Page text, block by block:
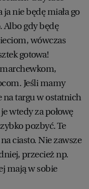
nie będę miała go
Albo gdy będę
wówczas
gotowa!
Jeśli mamy
na targu w ostatnich
wtedy za połowę
pozbyć. Te
ciasto. Nie zawsze
przecież np.
mają w sobie